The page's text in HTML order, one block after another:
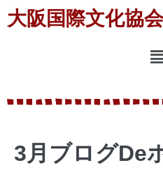
大阪国際文化協会
3月ブログDe